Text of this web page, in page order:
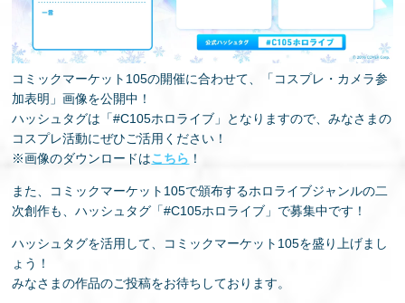
コミックマーケット105の開催に合わせて、「コスプレ・カメラ参
加表明」画像を公開中！
ハッシュタグは「#C105ホロライブ」となりますので、みなさまの
コスプレ活動にぜひご活用ください！
※画像のダウンロードはこちら ！
また、コミックマーケット105で頒布するホロライブジャンルの二
次創作も、ハッシュタグ「#C105ホロライブ」で募集中です！
ハッシュタグを活用して、コミックマーケット105を盛り上げまし
ょう！
みなさまの作品のご投稿をお待ちしております。